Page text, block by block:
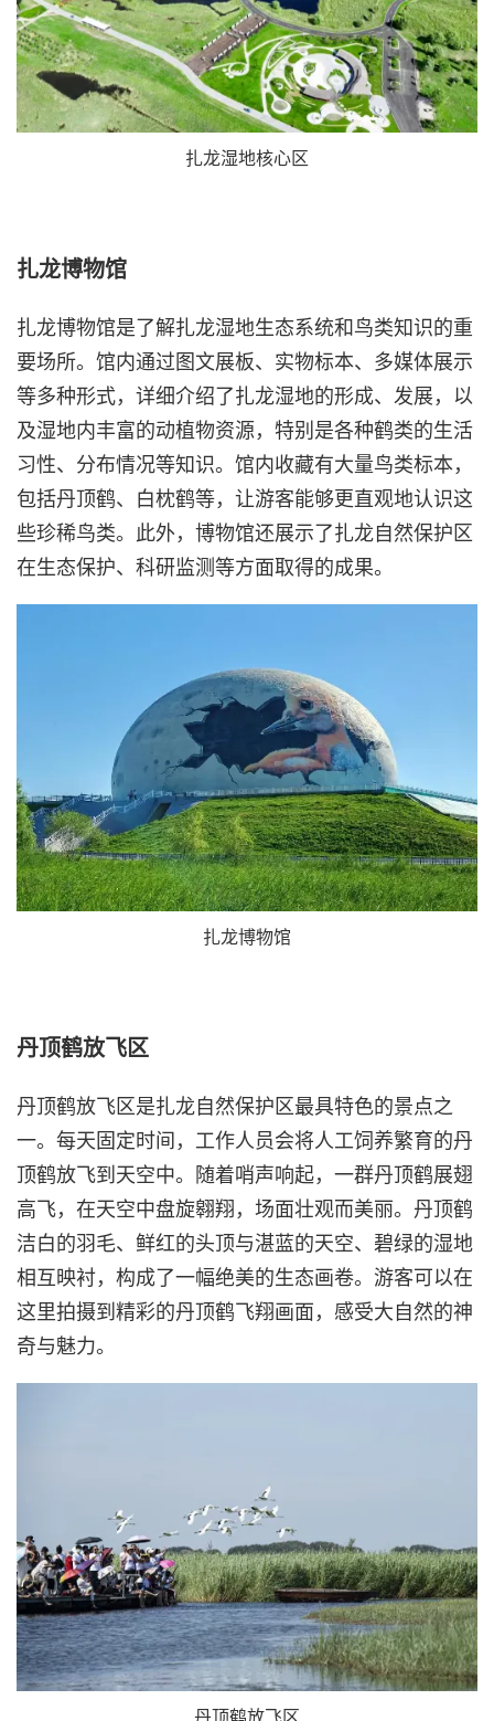
扎龙湿地核心区
扎龙博物馆
扎龙博物馆是了解扎龙湿地生态系统和鸟类知识的重
要场所。馆内通过图文展板、实物标本、多媒体展示
等多种形式，详细介绍了扎龙湿地的形成、发展，以
及湿地内丰富的动植物资源，特别是各种鹤类的生活
习性、分布情况等知识。馆内收藏有大量鸟类标本，
包括丹顶鹤、白枕鹤等，让游客能够更直观地认识这
些珍稀鸟类。此外，博物馆还展示了扎龙自然保护区
在生态保护、科研监测等方面取得的成果。
扎龙博物馆
丹顶鹤放飞区
丹顶鹤放飞区是扎龙自然保护区最具特色的景点之
一。每天固定时间，工作人员会将人工饲养繁育的丹
顶鹤放飞到天空中。随着哨声响起，一群丹顶鹤展翅
高飞，在天空中盘旋翱翔，场面壮观而美丽。丹顶鹤
洁白的羽毛、鲜红的头顶与湛蓝的天空、碧绿的湿地
相互映衬，构成了一幅绝美的生态画卷。游客可以在
这里拍摄到精彩的丹顶鹤飞翔画面，感受大自然的神
奇与魅力。